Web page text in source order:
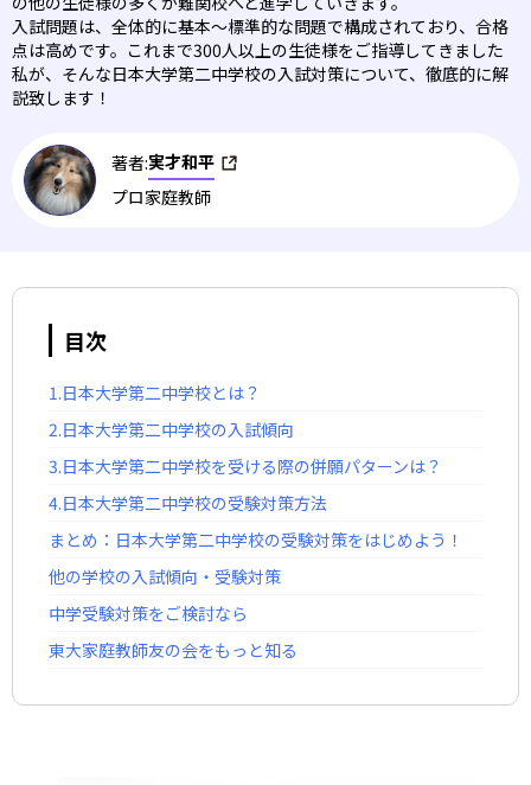
入試問題は、全体的に基本～標準的な問題で構成されており、合格
点は高めです。これまで300人以上の生徒様をご指導してきました
私が、そんな日本大学第二中学校の入試対策について、徹底的に解
説致します！
著者:実才和平
プロ家庭教師
目次
1.日本大学第二中学校とは？
2.日本大学第二中学校の入試傾向
3.日本大学第二中学校を受ける際の併願パターンは？
4.日本大学第二中学校の受験対策方法
まとめ：日本大学第二中学校の受験対策をはじめよう！
他の学校の入試傾向・受験対策
中学受験対策をご検討なら
東大家庭教師友の会をもっと知る